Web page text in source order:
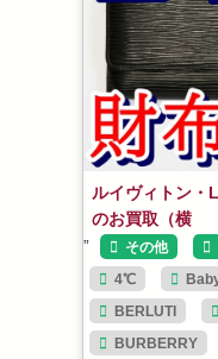
ルイヴィトン・
のお買取（横
”
その他
4℃
BERLUTI
BURBERRY